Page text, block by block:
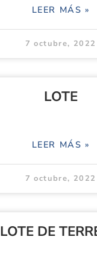
LEER MÁS »
7 octubre, 2022
LOTE
LEER MÁS »
7 octubre, 2022
LOTE DE